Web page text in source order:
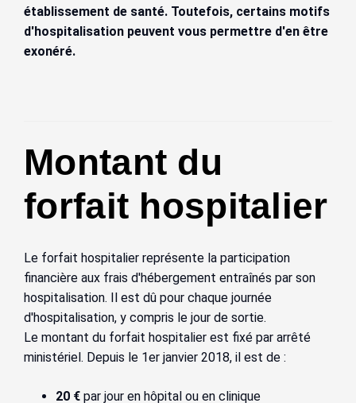
établissement de santé. Toutefois, certains motifs
d'hospitalisation peuvent vous permettre d'en être
exonéré.
Montant du
forfait hospitalier
Le forfait hospitalier représente la participation
financière aux frais d'hébergement entraînés par son
hospitalisation. Il est dû pour chaque journée
d'hospitalisation, y compris le jour de sortie.
Le montant du forfait hospitalier est fixé par arrêté
ministériel. Depuis le 1er janvier 2018, il est de :
20 € par jour en hôpital ou en clinique